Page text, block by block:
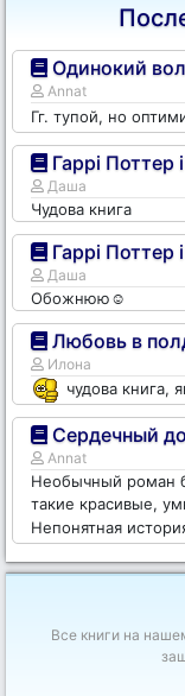
Одинокий
Annat
Гг. тупой, но
Гаррі Поттер
Даша
Чудова книга
Гаррі Поттер
Даша
Обожнюю☺️
Любовь в
Илона
чудова книга,
Сердечный
Annat
Необычный роман
такие красивые,
Непонятная
Все книги на